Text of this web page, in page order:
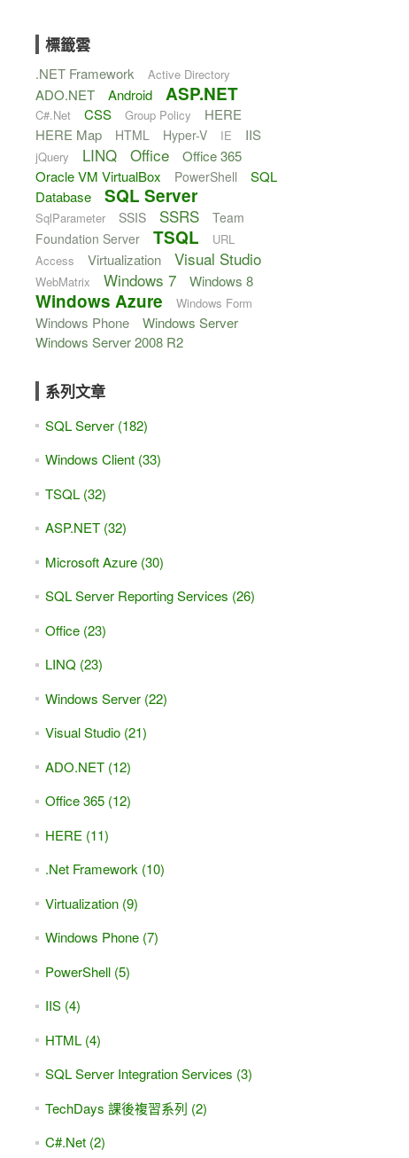
標籤雲
.NET Framework Active Directory
ADO.NET Android ASP.NET
C#.Net CSS Group Policy
HERE
HERE Map
HTML Hyper-V IE IIS
jQuery LINQ Office
Office 365
Oracle VM VirtualBox
PowerShell
SQL
Database
SQL Server
SqlParameter SSIS SSRS
Team
Foundation Server
TSQL
URL
Access
Virtualization Visual Studio
WebMatrix Windows 7 Windows 8
Windows Azure Windows Form
Windows Phone
Windows Server
Windows Server 2008 R2
系列文章
SQL Server (182)
Windows Client (33)
TSQL (32)
ASP.NET (32)
Microsoft Azure (30)
SQL Server Reporting Services (26)
Office (23)
LINQ (23)
Windows Server (22)
Visual Studio (21)
ADO.NET (12)
Office 365 (12)
HERE (11)
.Net Framework (10)
Virtualization (9)
Windows Phone (7)
PowerShell (5)
IIS (4)
HTML (4)
SQL Server Integration Services (3)
TechDays 課後複習系列 (2)
C#.Net (2)